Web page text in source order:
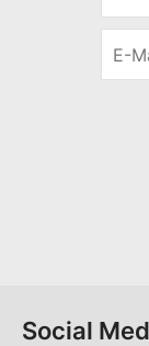
r
m
M
Social